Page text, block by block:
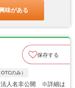
味がある
保存する
のみ）
法人名非公開 ※詳細は